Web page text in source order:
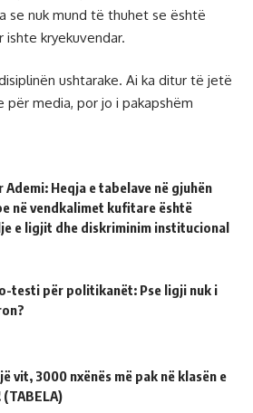
se nuk mund të thuhet se është
ishte kryekuvendar.
ushtarake. Ai ka ditur të jetë
për media, por jo i pakapshëm
Ademi: Heqja e tabelave në gjuhën
në vendkalimet kufitare është
e ligjit dhe diskriminim institucional
testi për politikanët: Pse ligji nuk i
vit, 3000 nxënës më pak në klasën e
(TABELA)